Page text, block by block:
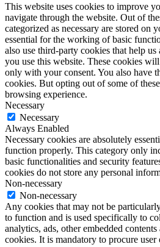
This website uses cookies to improve
navigate through the website. Out of
categorized as necessary are stored on
essential for the working of basic
also use third-party cookies that help
you use this website. These cookies
only with your consent. You also have
cookies. But opting out of some of
browsing experience.
Necessary
Necessary
Always Enabled
Necessary cookies are absolutely
function properly. This category only
basic functionalities and security
cookies do not store any personal
Non-necessary
Non-necessary
Any cookies that may not be
to function and is used specifically to
analytics, ads, other embedded
cookies. It is mandatory to procure